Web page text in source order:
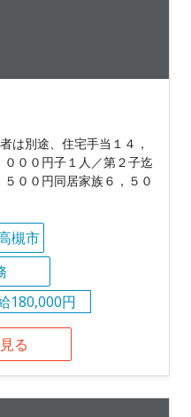
は別途、住宅手当１４，
００円子１人／第２子迄
００円同居家族６，５０
槻市
180,000円
る